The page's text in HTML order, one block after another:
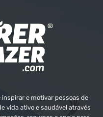
e motivar pessoas de
vida ativo e saudável através